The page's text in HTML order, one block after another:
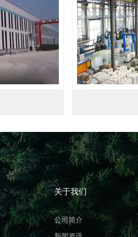
关于我们
公司简介